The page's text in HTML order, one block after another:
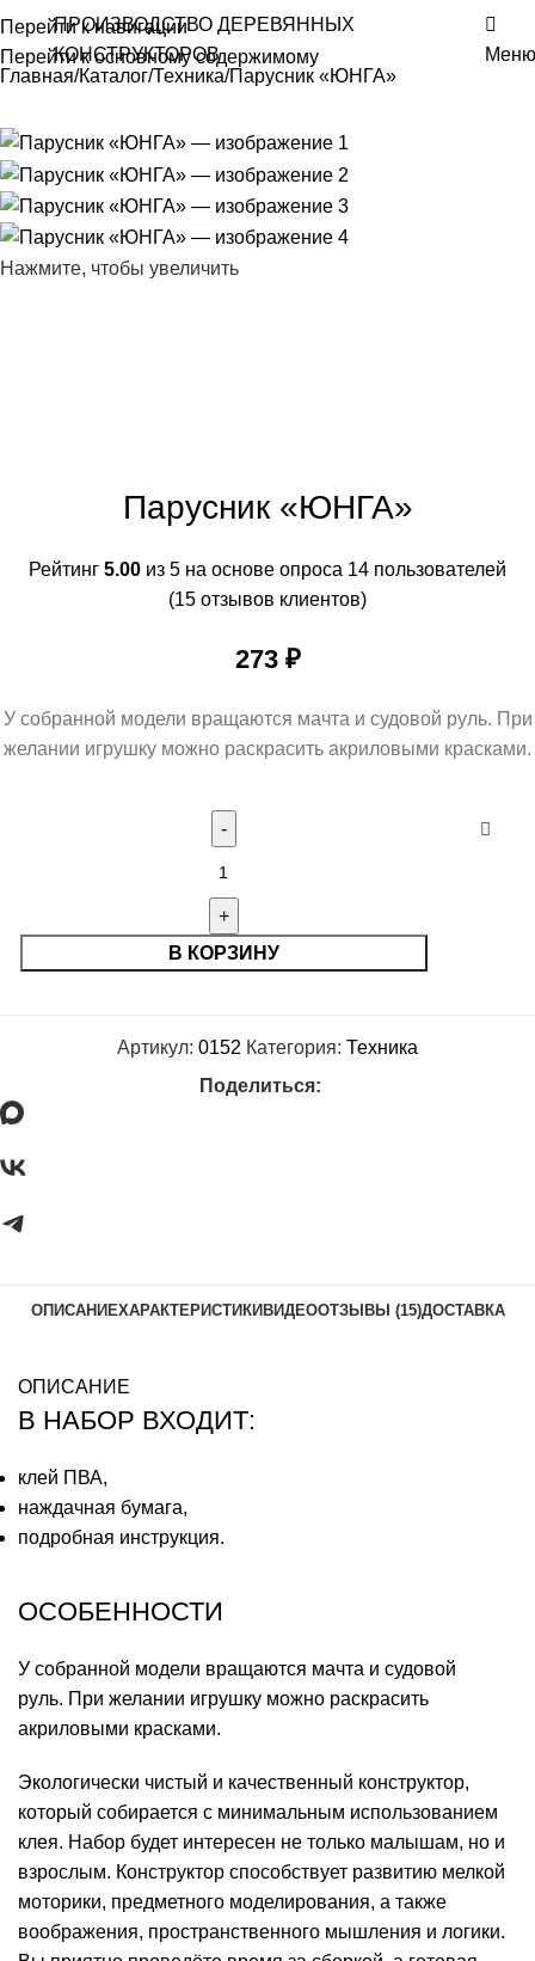
Перейти к навигации
Перейти к основному содержимому
ПРОИЗВОДСТВО ДЕРЕВЯННЫХ
КОНСТРУКТОРОВ
Меню
Главная Каталог Техника Парусник «ЮНГА»
Нажмите, чтобы увеличить
Парусник «ЮНГА»
Рейтинг 5.00 из 5 на основе опроса 14 пользователей
(15 отзывов клиентов)
273 ₽
У собранной модели вращаются мачта и судовой руль. При
желании игрушку можно раскрасить акриловыми красками.
В КОРЗИНУ
Артикул: 0152 Категория: Техника
Поделиться:
ОПИСАНИЕХАРАКТЕРИСТИКИ ВИДЕООТЗЫВЫ (15)ДОСТАВКА
ОПИСАНИЕ
В НАБОР ВХОДИТ:
клей ПВА,
наждачная бумага,
подробная инструкция.
ОСОБЕННОСТИ
У собранной модели вращаются мачта и судовой
руль. При желании игрушку можно раскрасить
акриловыми красками.
Экологически чистый и качественный конструктор,
который собирается с минимальным использованием
клея. Набор будет интересен не только малышам, но и
взрослым. Конструктор способствует развитию мелкой
моторики, предметного моделирования, а также
воображения, пространственного мышления и логики.